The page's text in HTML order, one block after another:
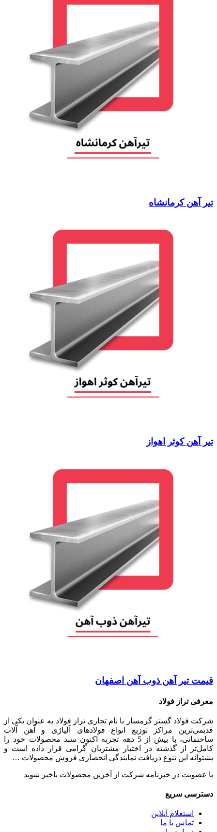
تیر آهن کرمانشاه
تیر آهن کوثر اهواز
قیمت تیر آهن ذوب آهن اصفهان
معرفی تراز فولاد
شرکت فولاد گستر گرمسار با نام تجاری تراز فولاد به عنوان یکی از
قدیمی‌ترین مراکز توزیع انواع فولادهای آلیاژی و آهن آلات
ساختمانی، با بیش از 5 دهه تجربه اکنون سبد محصولات خود را
کامل‌تر از گذشته در اختیار مشتریان گرامی قرار داده است و
پشتوانه این تنوع دریافت نمایندگی انحصاری فروش محصولات …
با عضویت در خبرنامه شرکت از آخرین محصولات باخبر شوید
دسترسی سریع
استعلام آنلاین
تماس با ما